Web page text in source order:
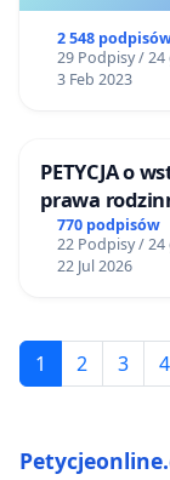
2 548
29 Podpisy /
3 Feb 2023
PETYCJA o
770 podpisów
22 Podpisy /
22 Jul 2026
1 2 3 4